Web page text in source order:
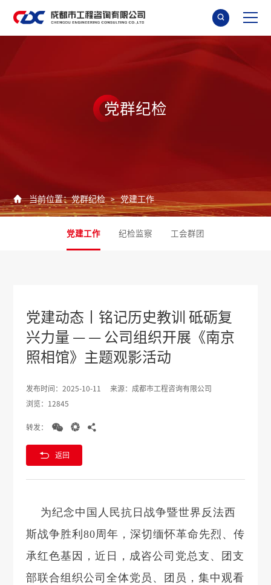

党群纪检
 当前位置：党群纪检 > 党建工作
党建工作 纪检监察 工会群团
党建动态丨铭记历史教训 砥砺复
兴力量 — — 公司组织开展《南京
照相馆》主题观影活动
发布时间：2025-10-11 来源：成都市工程咨询有限公司
浏览：12845
转发：   
 返回
为纪念中国人民抗日战争暨世界反法西
斯战争胜利80周年，深切缅怀革命先烈、传
承红色基因，近日，成咨公司党总支、团支
部联合组织公司全体党员、团员，集中观看